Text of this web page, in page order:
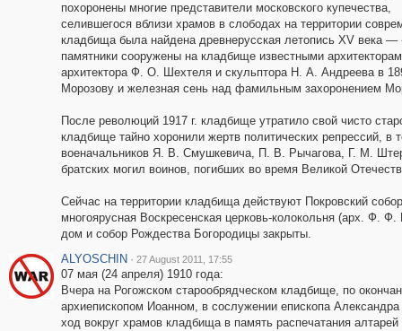
похоронены многие представители московского купечества,
селившегося вблизи храмов в слободах на территории
кладбища была найдена древнерусская летопись XV века —
памятники сооружены на кладбище известными
архитектора Ф. О. Шехтеля и скульптора Н. А. Андреева в
Морозову и железная сень над фамильным захоронением
После революций 1917 г. кладбище утратило свой чисто
кладбище тайно хоронили жертв политических репрессий, в
военачальников Я. В. Смушкевича, П. В. Рычагова, Г. М.
братских могил воинов, погибших во время Великой
Сейчас на территории кладбища действуют Покровский
многоярусная Воскресенская церковь-колокольня (арх. Ф.
дом и собор Рождества Богородицы закрыты.
ALYOSCHIN · 27 August 2011, 17:55
07 мая (24 апреля) 1910 года:
Вчера на Рогожском старообрядческом кладбище, по
архиепископом Иоанном, в сослужении епископа
ход вокруг храмов кладбища в память распечатания